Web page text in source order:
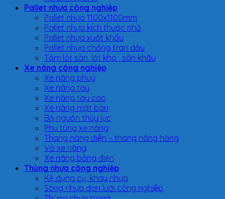
Pallet nhựa công nghiệp
Pallet nhựa 1100x1100mm
Pallet nhựa kích thước nhỏ
Pallet nhựa xuất khẩu
Pallet nhựa chống tràn dầu
Tấm lót sàn, lót kho , sân khấu
Xe nâng công nghiệp
Xe nâng phuy
Xe nâng tay
Xe nâng tay cao
Xe nâng mặt bàn
Bộ nguồn thủy lực
Phụ tùng xe nâng
Thang nâng điện – thang nâng hàng
Vỏ xe nâng
Xe nâng bằng điện
Thùng nhựa công nghiệp
Kệ dụng cụ, khay nhựa
Sóng nhựa đan lưới công nghiệp